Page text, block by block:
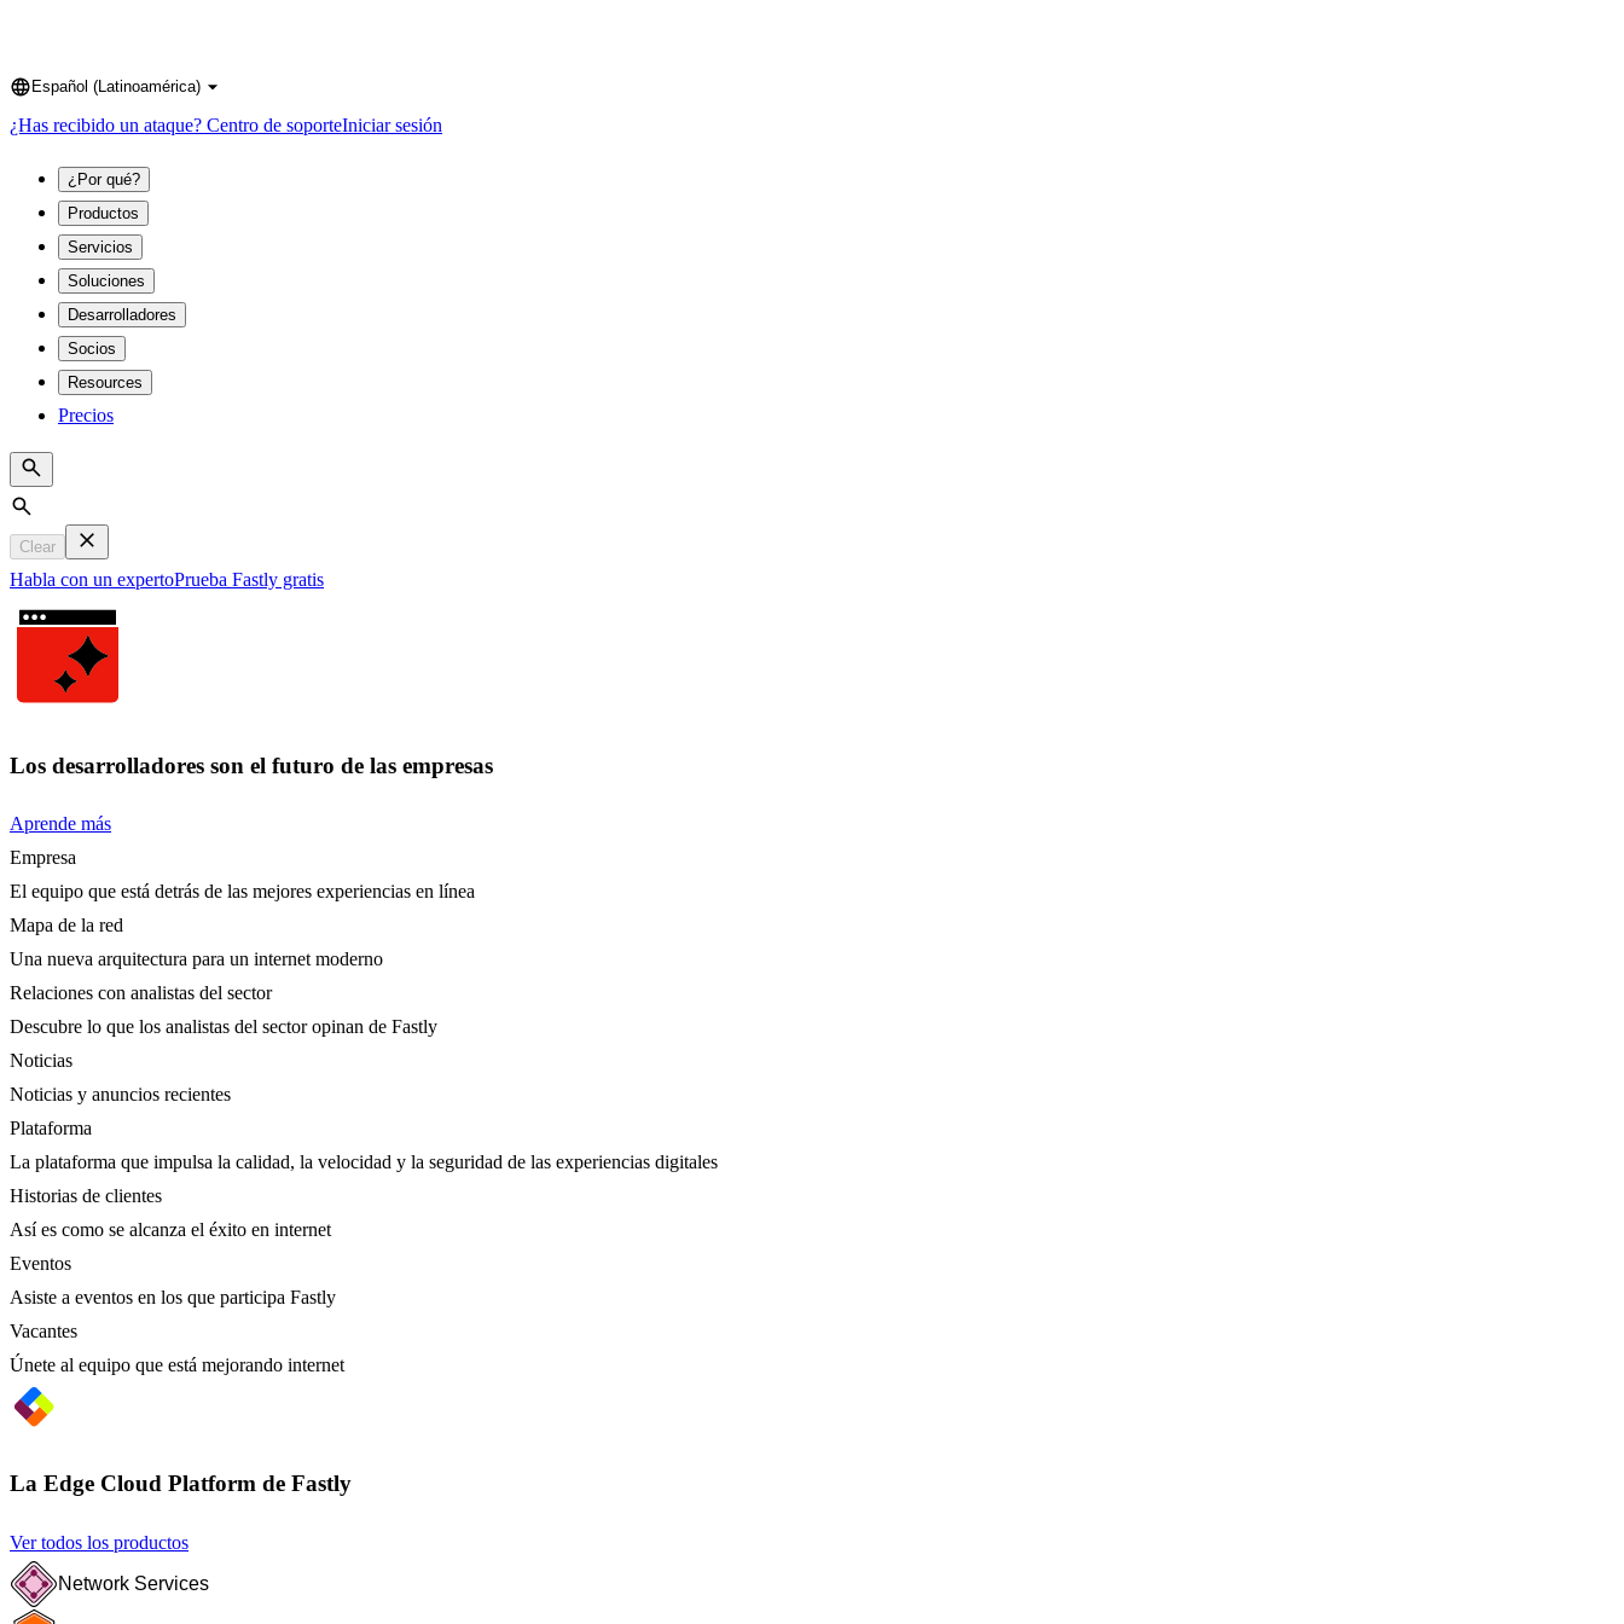
Language
Español (Latinoamérica)
¿Has recibido un ataque? Centro de soporteIniciar sesión
¿Por qué?
Productos
Servicios
Soluciones
Desarrolladores
Socios
Resources
Precios
Search
Clear
Habla con un expertoPrueba Fastly gratis
Los desarrolladores son el futuro de las empresas
Aprende más
Empresa
El equipo que está detrás de las mejores experiencias en línea
Mapa de la red
Una nueva arquitectura para un internet moderno
Relaciones con analistas del sector
Descubre lo que los analistas del sector opinan de Fastly
Noticias
Noticias y anuncios recientes
Plataforma
La plataforma que impulsa la calidad, la velocidad y la seguridad de las experiencias digitales
Historias de clientes
Así es como se alcanza el éxito en internet
Eventos
Asiste a eventos en los que participa Fastly
Vacantes
Únete al equipo que está mejorando internet
La Edge Cloud Platform de Fastly
Ver todos los productos
Network Services